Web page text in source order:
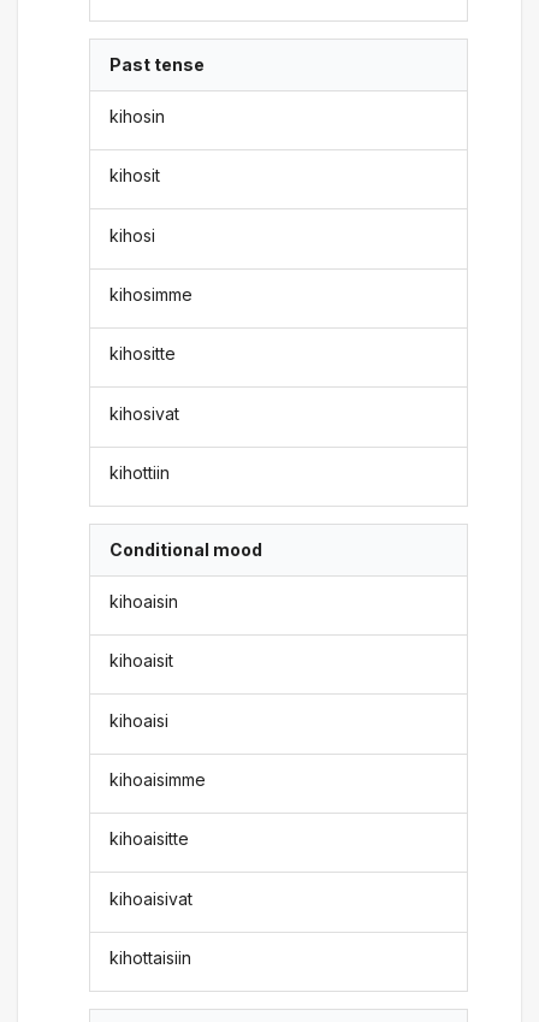
Past tense
kihosin
kihosit
kihosi
kihosimme
kihositte
kihosivat
kihottiin
Conditional mood
kihoaisin
kihoaisit
kihoaisi
kihoaisimme
kihoaisitte
kihoaisivat
kihottaisiin